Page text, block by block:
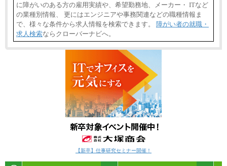
に障がいのある方の雇用実績や、希望勤務地、メーカー・ ITなど
の業種別情報、 更にはエンジニアや事務関連などの職種情報ま
で、様々な条件から求人情報を検索できます。 障がい者の就職・
求人検索ならクローバーナビへ。
【新卒】仕事研究セミナー開催！